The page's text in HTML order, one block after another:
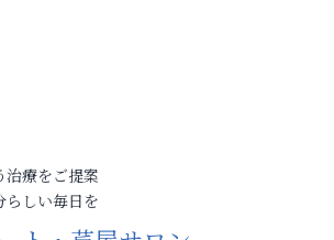
治療をご提案
らしい毎日を